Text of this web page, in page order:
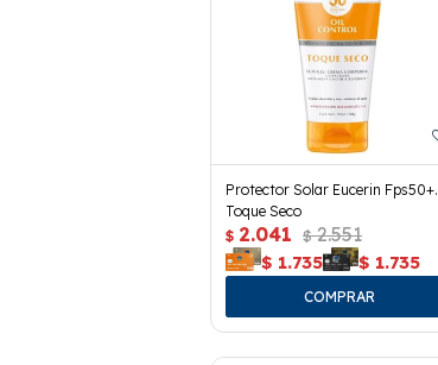
Protector Solar Eucerin Fps50+.
Toque Seco
$ 2.041 $ 2.551
$ 1.735 $ 1.735